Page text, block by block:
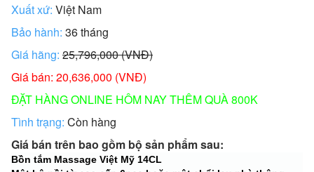
Xuất xứ: Việt Nam
Bảo hành: 36 tháng
Giá hãng: 25,796,000 (VNĐ)
Giá bán: 20,636,000 (VNĐ)
ĐẶT HÀNG ONLINE HÔM NAY THÊM QUÀ 800K
Tình trạng: Còn hàng
Giá bán trên bao gồm bộ sản phẩm sau:
Bồn tắm Massage Việt Mỹ 14CL